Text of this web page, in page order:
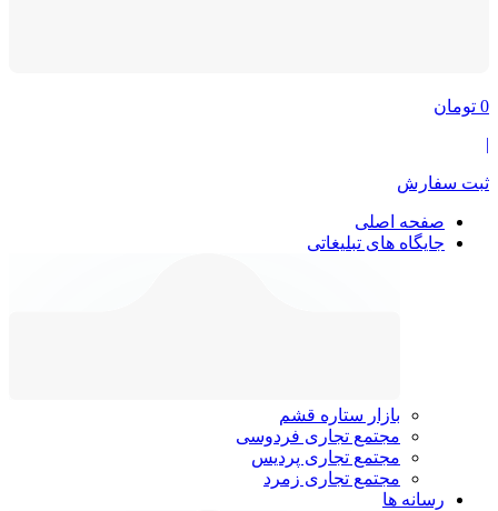
0 تومان
|
ثبت سفارش
صفحه اصلی
جایگاه های تبلیغاتی
بازار ستاره قشم
مجتمع تجاری فردوسی
مجتمع تجاری پردیس
مجتمع تجاری زمرد
رسانه ها